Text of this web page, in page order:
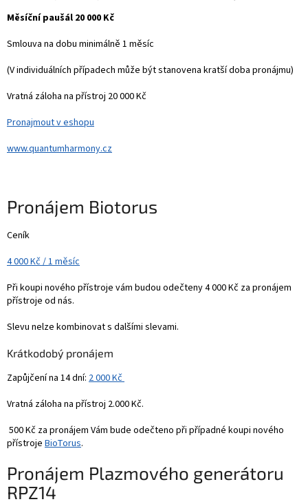
Měsíční paušál 20 000 Kč
Smlouva na dobu minimálně 1 měsíc
(V individuálních případech může být stanovena kratší doba pronájmu)
Vratná záloha na přístroj 20 000 Kč
Pronajmout v eshopu
www.quantumharmony.cz
Pronájem Biotorus
Ceník
4 000 Kč / 1 měsíc
Při koupi nového přístroje vám budou odečteny 4 000 Kč za pronájem
přístroje od nás.
Slevu nelze kombinovat s dalšími slevami.
Krátkodobý pronájem
Zapůjčení na 14 dní: 2 000 Kč
Vratná záloha na přístroj 2.000 Kč.
500 Kč za pronájem Vám bude odečteno při případné koupi nového
přístroje BioTorus.
Pronájem Plazmového generátoru
RPZ14